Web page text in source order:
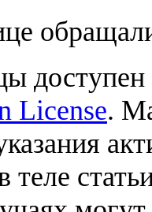
License.
теле